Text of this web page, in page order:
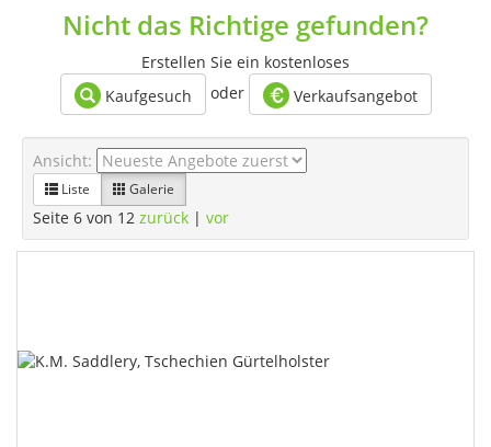
Nicht das Richtige gefunden?
Erstellen Sie ein kostenloses
Kaufgesuch
oder Verkaufsangebot
Ansicht:
Liste Galerie
Seite 6 von 12 zurück | vor